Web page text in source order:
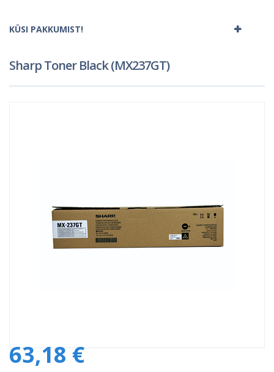
KÜSI PAKKUMIST!
Sharp Toner Black (MX237GT)
63,18 €